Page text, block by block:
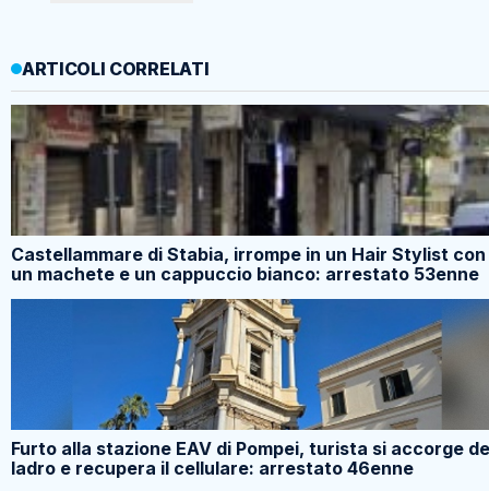
ARTICOLI CORRELATI
Castellammare di Stabia, irrompe in un Hair Stylist con
un machete e un cappuccio bianco: arrestato 53enne
Furto alla stazione EAV di Pompei, turista si accorge
ladro e recupera il cellulare: arrestato 46enne